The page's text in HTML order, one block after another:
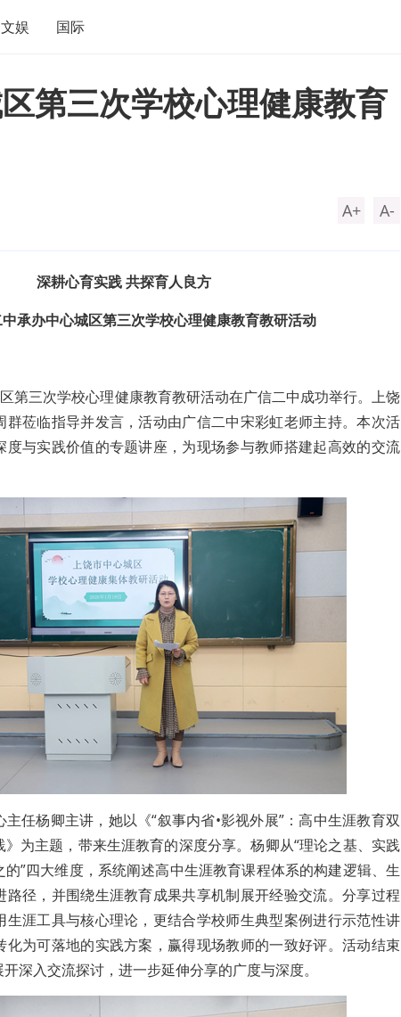
文娱 国际
第三次学校心理健康教育
A+ A-
深耕心育实践 共探育人良方
承办中心城区第三次学校心理健康教育教研活动
第三次学校心理健康教育教研活动在广信二中成功举行。上饶
群莅临指导并发言，活动由广信二中宋彩虹老师主持。本次活
度与实践价值的专题讲座，为现场参与教师搭建起高效的交流
任杨卿主讲，她以《“叙事内省•影视外展”：高中生涯教育双
为主题，带来生涯教育的深度分享。杨卿从“理论之基、实践
”四大维度，系统阐述高中生涯教育课程体系的构建逻辑、生
路径，并围绕生涯教育成果共享机制展开经验交流。分享过程
生涯工具与核心理论，更结合学校师生典型案例进行示范性讲
化为可落地的实践方案，赢得现场教师的一致好评。活动结束
深入交流探讨，进一步延伸分享的广度与深度。